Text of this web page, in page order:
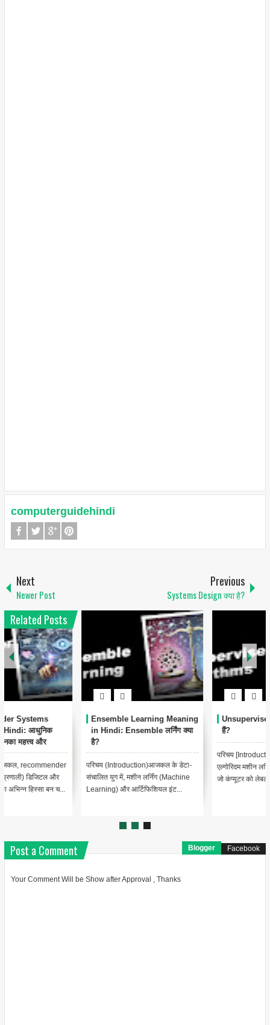
computerguidehindi
Next
Newer Post
Previous
Systems Design क्या है?
Related Posts
Ensemble Learning Meaning
in Hindi: Ensemble लर्निंग क्या
है?
परिचय (Introduction)आजकल के डेटा-
संचालित युग में, मशीन लर्निंग (Machine
Learning) और आर्टिफिशियल इंट...
Unsupervised Algorithms क्या
हैं?
परिचय [Introduction]अनसुपरवाइज्ड
एल्गोरिदम मशीन लर्निंग का एक मुख्य घटक है
जो कंप्यूटर को लेबल किए ग...
Post a Comment Blogger Facebook
Your Comment Will be Show after Approval , Thanks